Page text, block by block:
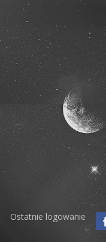
Ostatnie logowanie